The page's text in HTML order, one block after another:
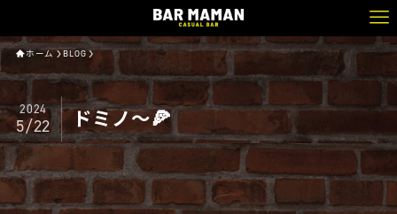
ホーム BLOG
ドミノ〜🍕
2024
5/22